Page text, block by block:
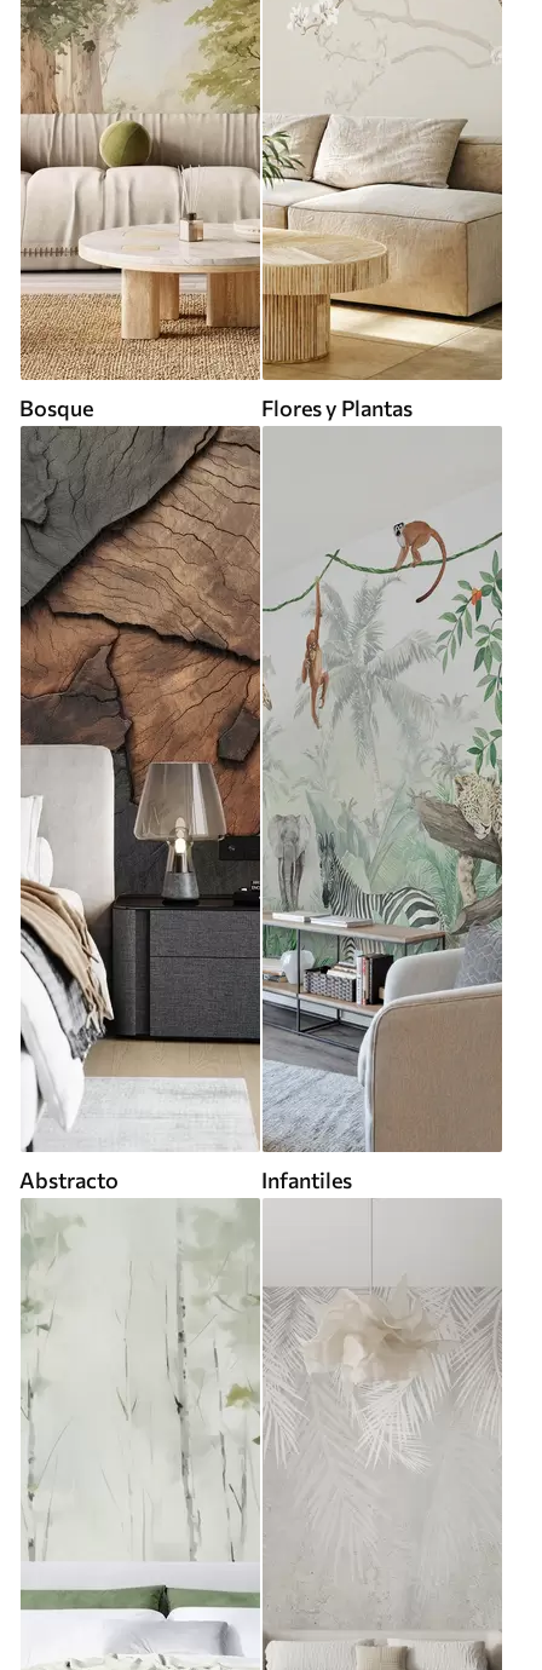
Bosque Flores y Plantas
Abstracto Infantiles